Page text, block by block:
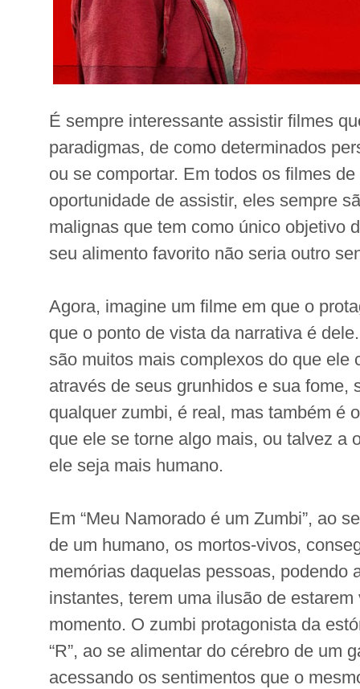
É sempre interessante assistir filmes
paradigmas, de como determinados
ou se comportar. Em todos os filmes
oportunidade de assistir, eles sempre
malignas que tem como único objetivo
seu alimento favorito não seria outro
Agora, imagine um filme em que o
que o ponto de vista da narrativa é
são muitos mais complexos do que ele
através de seus grunhidos e sua fome,
qualquer zumbi, é real, mas também é
que ele se torne algo mais, ou talvez a
ele seja mais humano.
Em “Meu Namorado é um Zumbi”, ao
de um humano, os mortos-vivos,
memórias daquelas pessoas, podendo
instantes, terem uma ilusão de
momento. O zumbi protagonista da
“R”, ao se alimentar do cérebro de um
acessando os sentimentos que o